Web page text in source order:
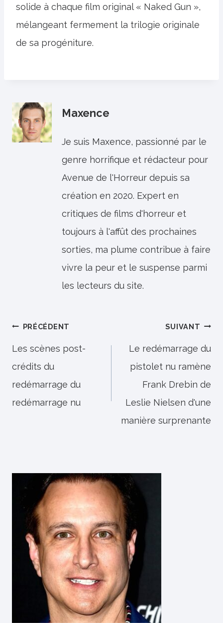
solide à chaque film original « Naked Gun »,
mélangeant fermement la trilogie originale
de sa progéniture.
Maxence
Je suis Maxence, passionné par le
genre horrifique et rédacteur pour
Avenue de l'Horreur depuis sa
création en 2020. Expert en
critiques de films d'horreur et
toujours à l'affût des prochaines
sorties, ma plume contribue à faire
vivre la peur et le suspense parmi
les lecteurs du site.
Navigation
de
l’article
PRÉCÉDENT
Les scènes post-
crédits du
redémarrage du
redémarrage nu
SUIVANT
Le redémarrage du
pistolet nu ramène
Frank Drebin de
Leslie Nielsen d'une
manière surprenante